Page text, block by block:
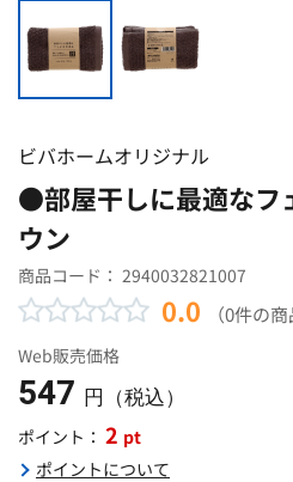
ビバホームオリジナル
●部屋干しに最適な
ウン
商品コード： 2940032821007
0.0 （0件の
Web販売価格
547 円（税込）
ポイント： 2 pt
ポイントについて